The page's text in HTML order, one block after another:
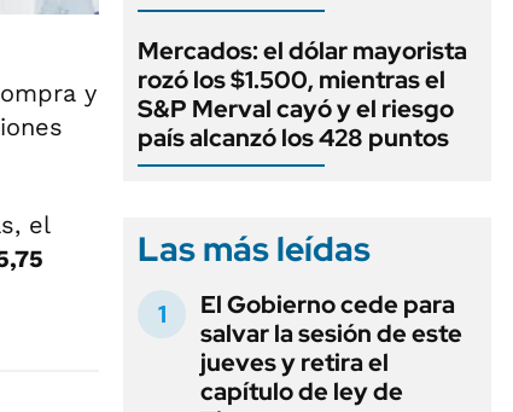
y
el
Mercados: el dólar mayorista
rozó los $1.500, mientras el
S&P Merval cayó y el riesgo
país alcanzó los 428 puntos
Las más leídas
El Gobierno cede para
salvar la sesión de este
jueves y retira el
capítulo de ley de